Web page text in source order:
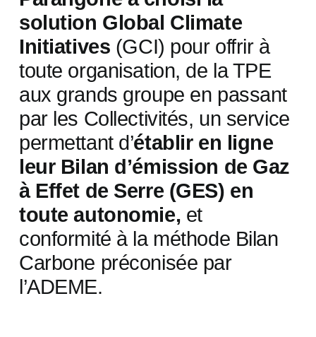
solution Global Climate
Initiatives (GCI) pour offrir à
toute organisation, de la TPE
aux grands groupe en passant
par les Collectivités, un service
permettant d’établir en ligne
leur Bilan d’émission de Gaz
à Effet de Serre (GES) en
toute autonomie, et
conformité à la méthode Bilan
Carbone préconisée par
l’ADEME.